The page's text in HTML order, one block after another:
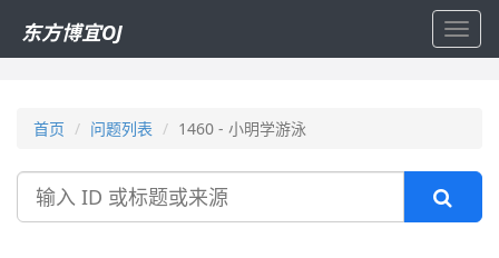
东方博宜OJ
首页 问题列表 1460 - 小明学游泳
搜